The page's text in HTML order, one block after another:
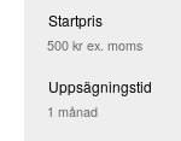
Startpris
500 krex. moms
Uppsägningstid
1 månad